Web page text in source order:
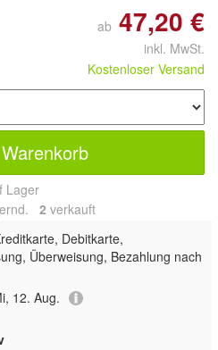
ab 47,20 €
inkl. MwSt.
Kostenloser Versand
Lager
2 verkauft
Debitkarte,
Überweisung, Bezahlung nach
12. Aug.